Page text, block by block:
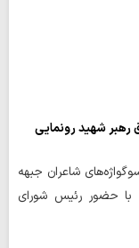
رهبر شهید رونمایی
شاعران جبهه
با حضور رئیس شورای